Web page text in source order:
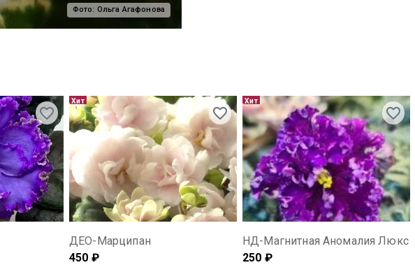
Фото: Ольга Агафонова
Хит
ДЕО-Марципан
450 ₽
Хит
НД-Магнитная Аномалия Люкс
250 ₽